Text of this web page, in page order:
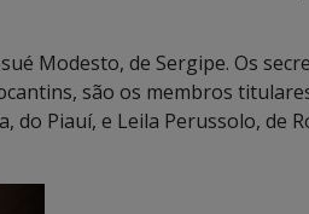
Modesto, de Sergipe. Os
são os membros
do Piauí, e Leila Perussolo, de